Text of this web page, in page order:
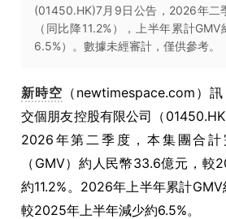
(01450.HK)7月9日公告，2026年二
（同比降11.2%），上半年累計
6.5%）。數據未經審計，僅供參考。
新時空 （newtimespace.com）
交個朋友控股有限公司（
2026年第二季度，本集團合
（GMV）約人民幣33.6億元，較
約11.2%。2026年上半年累計
較2025年上半年減少約6.5%。